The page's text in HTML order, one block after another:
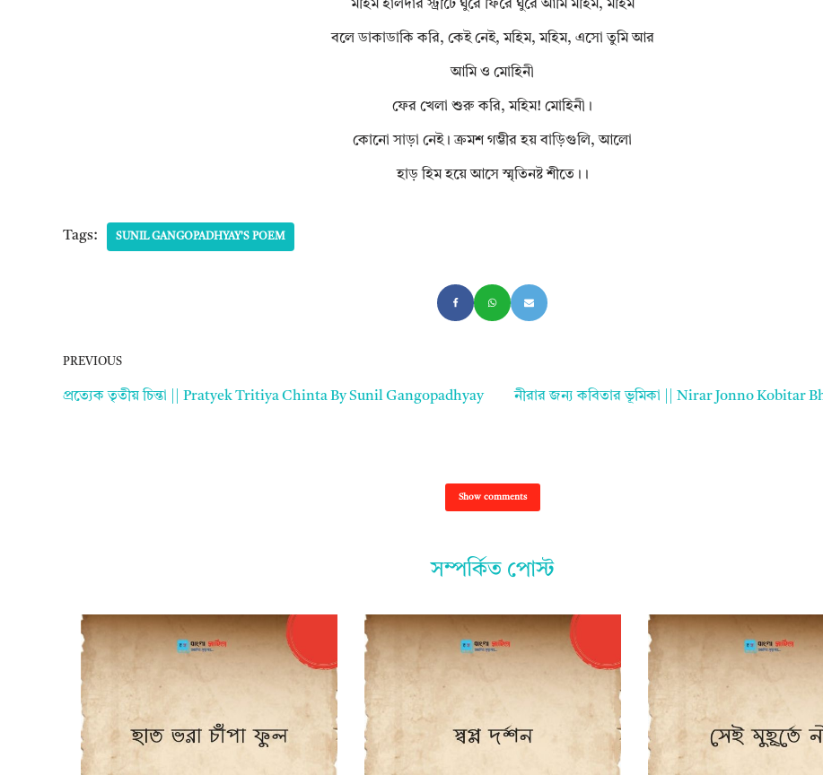
মহিম হালদার স্ট্রীটে ঘুরে ফিরে ঘুরে আমি মহিম, মহিম
বলে ডাকাডাকি করি, কেই নেই, মহিম, মহিম, এসো তুমি আর
আমি ও মোহিনী
ফের খেলা শুরু করি, মহিম! মোহিনী।
কোনো সাড়া নেই। ক্রমশ গম্ভীর হয় বাড়িগুলি, আলো
হাড় হিম হয়ে আসে স্মৃতিনষ্ট শীতে।।
Tags: SUNIL GANGOPADHYAY'S POEM
PREVIOUS
প্রত্যেক তৃতীয় চিন্তা || Pratyek Tritiya Chinta By Sunil Gangopadhyay নীরার জন্য কবিতার ভূমিকা || Nirar Jonno Kobitar
Show comments
সম্পর্কিত পোস্ট